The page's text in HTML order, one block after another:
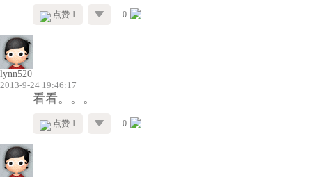
点赞 1 0
lynn520
2013-9-24 19:46:17
看看。。。
点赞 1 0